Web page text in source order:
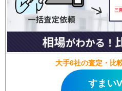
大手6社の査定・比
すまい